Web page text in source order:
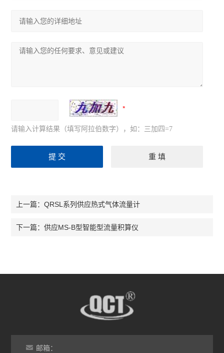
请输入计算结果（填写阿拉伯数字），如：三加四=7
上一篇：QRSL系列供应热式气体流量计
下一篇：供应MS-B型智能型流量积算仪
邮箱：